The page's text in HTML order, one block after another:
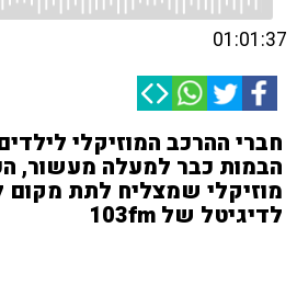
01:01:37
חברי ההרכב המוזיקלי
הבמות כבר למעלה מעשור,
מוזיקלי שמצליח לתת מקום
לדיגיטל של 103fm